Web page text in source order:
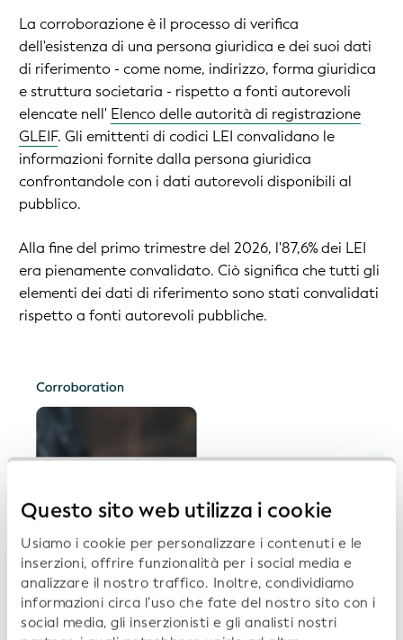
Questo sito web utilizza i cookie
Usiamo i cookie per personalizzare i contenuti e le
inserzioni, offrire funzionalità per i social media e
analizzare il nostro traffico. Inoltre, condividiamo
informazioni circa l’uso che fate del nostro sito con i
social media, gli inserzionisti e gli analisti nostri
La corroborazione è il processo di verifica
dell'esistenza di una persona giuridica e dei suoi dati
di riferimento - come nome, indirizzo, forma giuridica
e struttura societaria - rispetto a fonti autorevoli
elencate nell' Elenco delle autorità di registrazione
GLEIF. Gli emittenti di codici LEI convalidano le
informazioni fornite dalla persona giuridica
confrontandole con i dati autorevoli disponibili al
pubblico.
Alla fine del primo trimestre del 2026, l'87,6% dei LEI
era pienamente convalidato. Ciò significa che tutti gli
elementi dei dati di riferimento sono stati convalidati
rispetto a fonti autorevoli pubbliche.